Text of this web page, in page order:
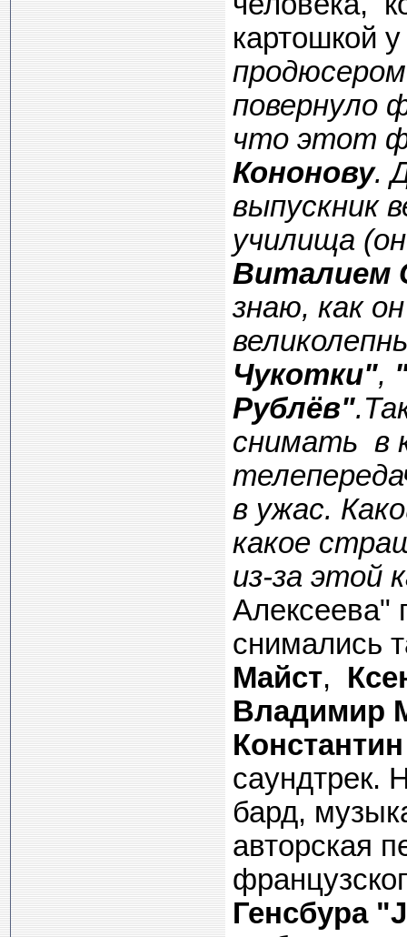
картошкой
повернуло
что этот
Кононову.
выпускник
училища
Виталием
знаю, как
Чукотки",
Рублёв".
снимать в
в ужас.
какое
из-за этой
Алексеева"
снимались
Майст,
Владимир
саундтрек.
бард,
авторская
Генсбура